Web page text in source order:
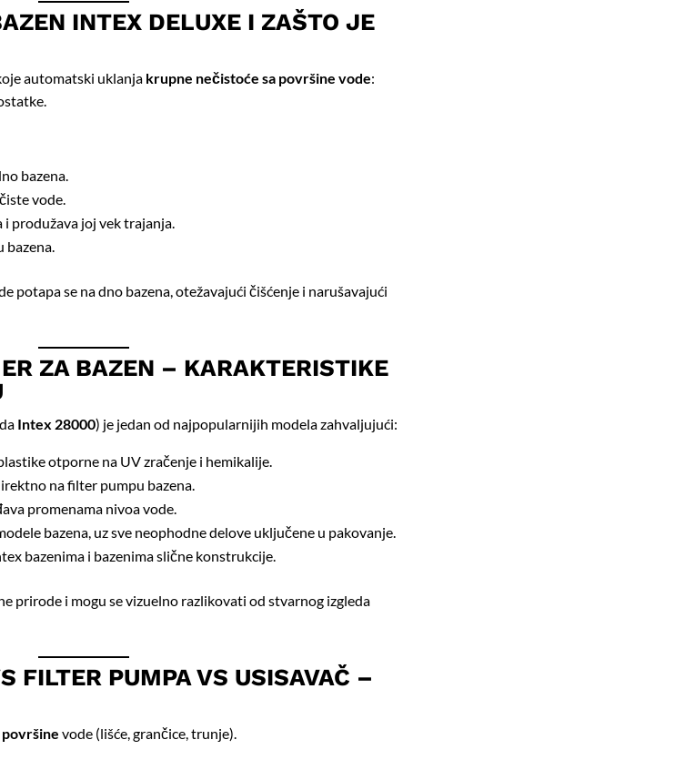
INTEX DELUXE I ZAŠTO JE
automatski uklanja krupne nečistoće sa površine vode:
bazena.
vode.
produžava joj vek trajanja.
bazena.
potapa se na dno bazena, otežavajući čišćenje i narušavajući
ZA BAZEN – KARAKTERISTIKE
Intex 28000) je jedan od najpopularnijih modela zahvaljujući:
otporne na UV zračenje i hemikalije.
na filter pumpu bazena.
promenama nivoa vode.
bazena, uz sve neophodne delove uključene u pakovanje.
bazenima i bazenima slične konstrukcije.
prirode i mogu se vizuelno razlikovati od stvarnog izgleda
FILTER PUMPA VS USISAVAČ –
vode (lišće, grančice, trunje).